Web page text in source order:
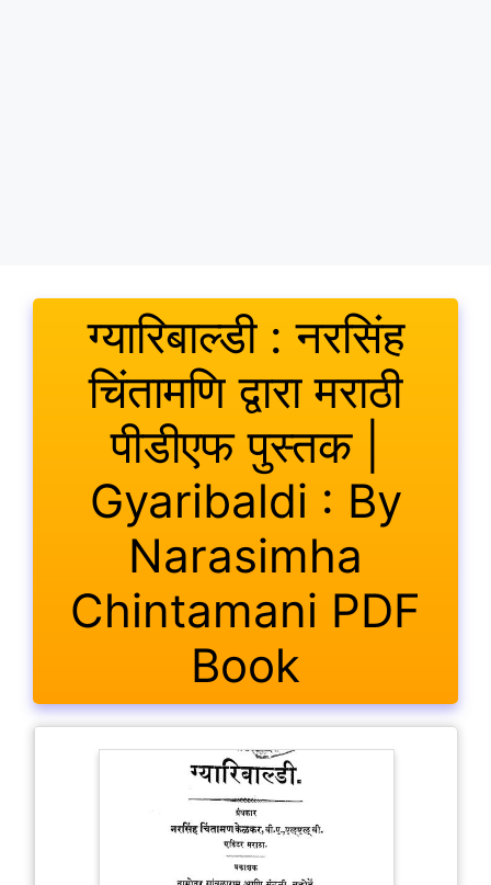
ग्यारिबाल्डी : नरसिंह
चिंतामणि द्वारा मराठी
पीडीएफ पुस्तक |
Gyaribaldi : By
Narasimha
Chintamani PDF
Book